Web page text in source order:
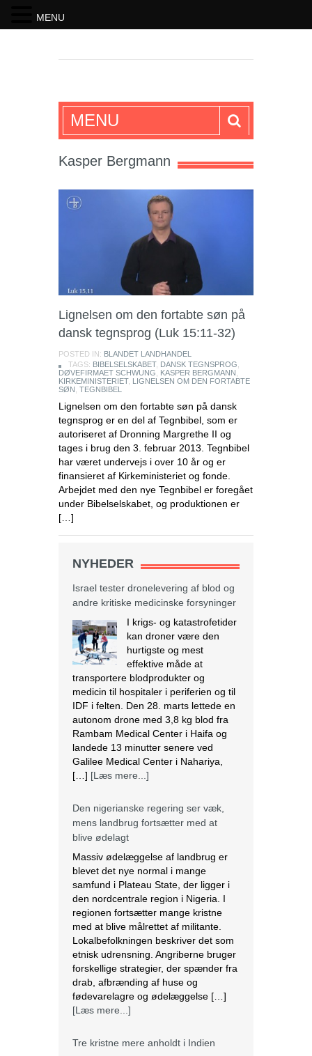
SKRIFTEN
MENU
Kasper Bergmann
Lignelsen om den fortabte søn på
dansk tegnsprog (Luk 15:11-32)
POSTED IN: BLANDET LANDHANDEL
TAGS: BIBELSELSKABET, DANSK TEGNSPROG
DØVEFIRMAET SCHWUNG
KASPER BERGMANN
KIRKEMINISTERIET,
LIGNELSEN OM DEN FORTABTE
SØN
TEGNBIBEL
Lignelsen om den fortabte søn på dansk
tegnsprog er en del af Tegnbibel, som er
autoriseret af Dronning Margrethe II og
tages i brug den 3. februar 2013. Tegnbibel
har været undervejs i over 10 år og er
finansieret af Kirkeministeriet og fonde.
Arbejdet med den nye Tegnbibel er foregået
under Bibelselskabet, og produktionen er
[…]
NYHEDER
Israel tester dronelevering af blod og
andre kritiske medicinske forsyninger
I krigs- og katastrofetider
kan droner være den
hurtigste og mest
effektive måde at
transportere blodprodukter og
medicin til hospitaler i periferien og til
IDF i felten. Den 28. marts lettede en
autonom drone med 3,8 kg blod fra
Rambam Medical Center i Haifa og
landede 13 minutter senere ved
Galilee Medical Center i Nahariya,
[…] [Læs mere...]
Den nigerianske regering ser væk,
mens landbrug fortsætter med at
blive ødelagt
Massiv ødelæggelse af landbrug er
blevet det nye normal i mange
samfund i Plateau State, der ligger i
den nordcentrale region i Nigeria. I
regionen fortsætter mange kristne
med at blive målrettet af militante.
Lokalbefolkningen beskriver det som
etnisk udrensning. Angriberne bruger
forskellige strategier, der spænder fra
drab, afbrænding af huse og
fødevarelagre og ødelæggelse […]
[Læs mere...]
Tre kristne mere anholdt i Indien
MENU